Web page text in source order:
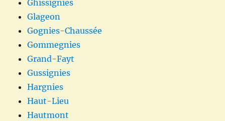
Ghissignies
Glageon
Gognies-Chaussée
Gommegnies
Grand-Fayt
Gussignies
Hargnies
Haut-Lieu
Hautmont